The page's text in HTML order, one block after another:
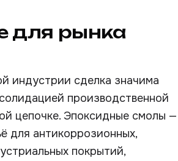
для рынка
индустрии сделка значима
производственной
цепочке. Эпоксидные смолы —
для антикоррозионных,
покрытий,